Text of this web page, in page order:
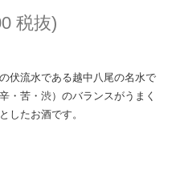
税抜)
伏流水である越中八尾の名水で
・苦・渋）のバランスがうまく
したお酒です。